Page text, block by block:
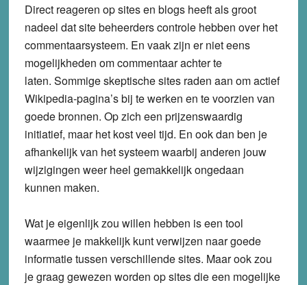
Direct reageren op sites en blogs heeft als groot
nadeel dat site beheerders controle hebben over het
commentaarsysteem. En vaak zijn er niet eens
mogelijkheden om commentaar achter te
laten. Sommige skeptische sites raden aan om actief
Wikipedia-pagina’s bij te werken en te voorzien van
goede bronnen. Op zich een prijzenswaardig
initiatief, maar het kost veel tijd. En ook dan ben je
afhankelijk van het systeem waarbij anderen jouw
wijzigingen weer heel gemakkelijk ongedaan
kunnen maken.
Wat je eigenlijk zou willen hebben is een tool
waarmee je makkelijk kunt verwijzen naar goede
informatie tussen verschillende sites. Maar ook zou
je graag gewezen worden op sites die een mogelijke